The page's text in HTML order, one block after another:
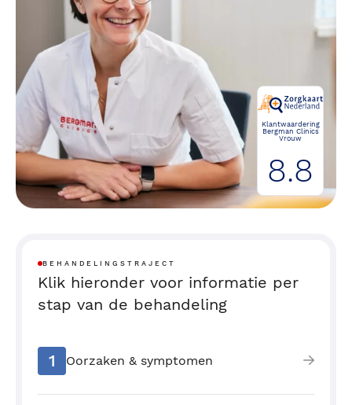
Klantwaardering
Bergman Clinics
Vrouw
8.8
BEHANDELINGSTRAJECT
Klik hieronder voor informatie per
stap van de behandeling
1 Oorzaken & symptomen